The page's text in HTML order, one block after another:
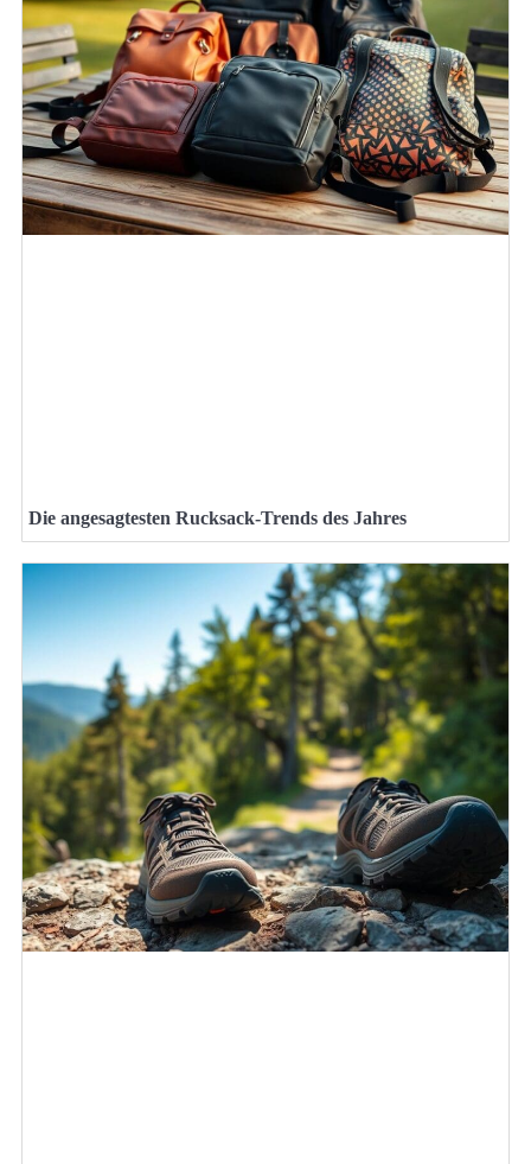
Die angesagtesten Rucksack-Trends des Jahres